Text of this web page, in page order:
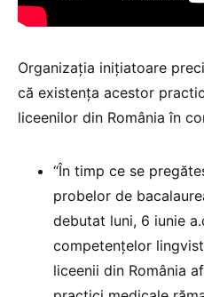
Organizația inițiatoare
că existența acestor
liceenilor din România în
“În timp ce se
probelor de
debutat luni, 6 iunie
competențelor
liceenii din România